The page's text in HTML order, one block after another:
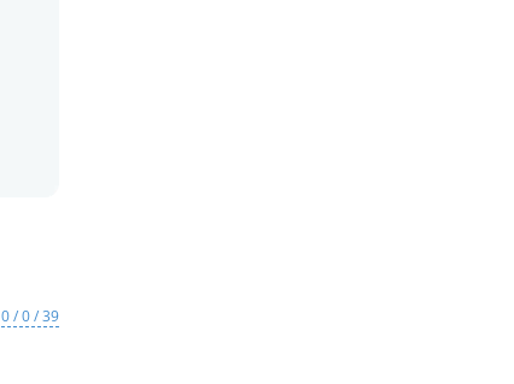
0 / 0 / 39